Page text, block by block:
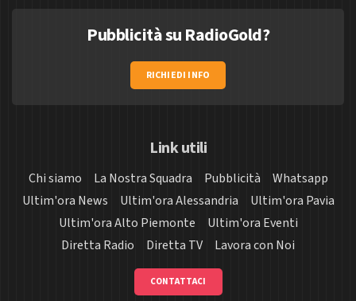
Pubblicità su RadioGold?
RICHIEDI INFO
Link utili
Chi siamo La Nostra Squadra Pubblicità
Whatsapp
Ultim'ora News
Ultim'ora Alessandria
Ultim'ora Pavia
Ultim'ora Alto Piemonte
Ultim'ora Eventi
Diretta Radio
Diretta TV Lavora con Noi
CONTATTACI